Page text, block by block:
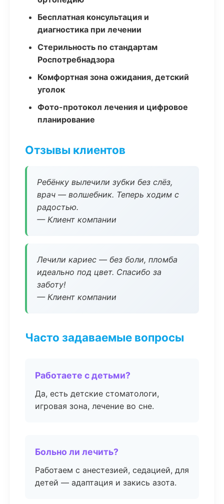
Бесплатная консультация и
диагностика при лечении
Стерильность по стандартам
Роспотребнадзора
Комфортная зона ожидания, детский
уголок
Фото-протокол лечения и цифровое
планирование
Отзывы клиентов
Ребёнку вылечили зубки без слёз,
врач — волшебник. Теперь ходим с
радостью.
— Клиент компании
Лечили кариес — без боли, пломба
идеально под цвет. Спасибо за
заботу!
— Клиент компании
Часто задаваемые вопросы
Работаете с детьми?
Да, есть детские стоматологи,
игровая зона, лечение во сне.
Больно ли лечить?
Работаем с анестезией, седацией, для
детей — адаптация и закись азота.